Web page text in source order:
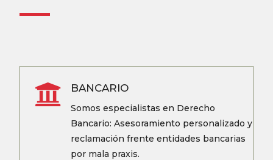
 BANCARIO
Somos especialistas en Derecho
Bancario: Asesoramiento personalizado y
reclamación frente entidades bancarias
por mala praxis.